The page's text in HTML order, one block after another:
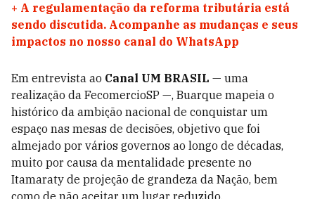
+ A regulamentação da reforma tributária está
sendo discutida. Acompanhe as mudanças e seus
impactos no nosso canal do WhatsApp
Em entrevista ao Canal UM BRASIL ­— uma
realização da FecomercioSP —, Buarque mapeia o
histórico da ambição nacional de conquistar um
espaço nas mesas de decisões, objetivo que foi
almejado por vários governos ao longo de décadas,
muito por causa da mentalidade presente no
Itamaraty de projeção de grandeza da Nação, bem